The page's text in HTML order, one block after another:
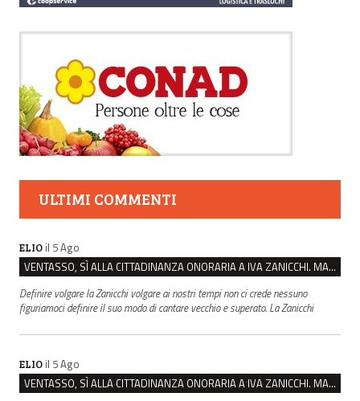
ULTIMI COMMENTI
ELIO il 5 Ago
VENTASSO, SÌ ALLA CITTADINANZA ONORARIA A IVA ZANICCHI. MA BARGIACCHI: “È DI PESSIMO GUSTO”
Definire volgare la Zanicchi volgare ai nostri tempi non ci crede nessuno
figuriamoci definire il suo modo di cantare vecchio e superato. La Zanicchi
ELIO il 5 Ago
VENTASSO, SÌ ALLA CITTADINANZA ONORARIA A IVA ZANICCHI. MA BARGIACCHI: “È DI PESSIMO GUSTO”